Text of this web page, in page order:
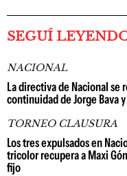
SEGUÍ
NACIONAL
La directiva de Nacional se
continuidad de Jorge Bava
TORNEO CLAUSURA
Los tres expulsados en
tricolor recupera a Maxi
fijo